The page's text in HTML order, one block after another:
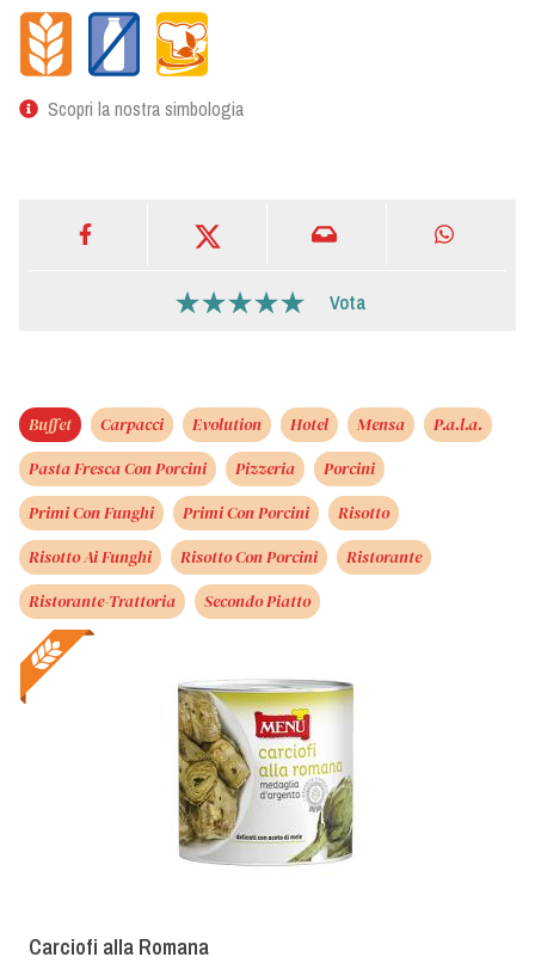
Scopri la nostra simbologia
Vota
Buffet Carpacci Evolution Hotel Mensa
P.a.l.a.
Pasta Fresca Con Porcini
Pizzeria
Porcini
Primi Con Funghi
Primi Con Porcini
Risotto
Risotto Ai Funghi
Risotto Con Porcini
Ristorante
Ristorante-Trattoria
Secondo Piatto
Carciofi alla Romana